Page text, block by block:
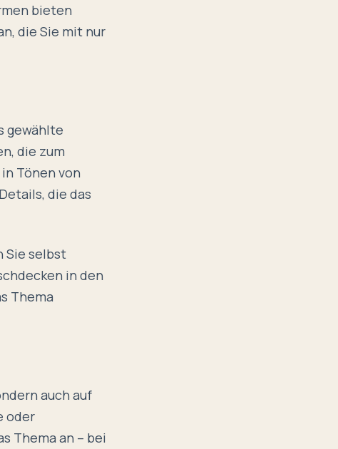
bieten
die Sie mit nur
gewählte
die zum
Tönen von
die das
Sie selbst
in den
Thema
auch auf
oder
Thema an – bei